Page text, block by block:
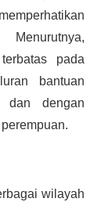
pada
bantuan
dan dengan
wilayah